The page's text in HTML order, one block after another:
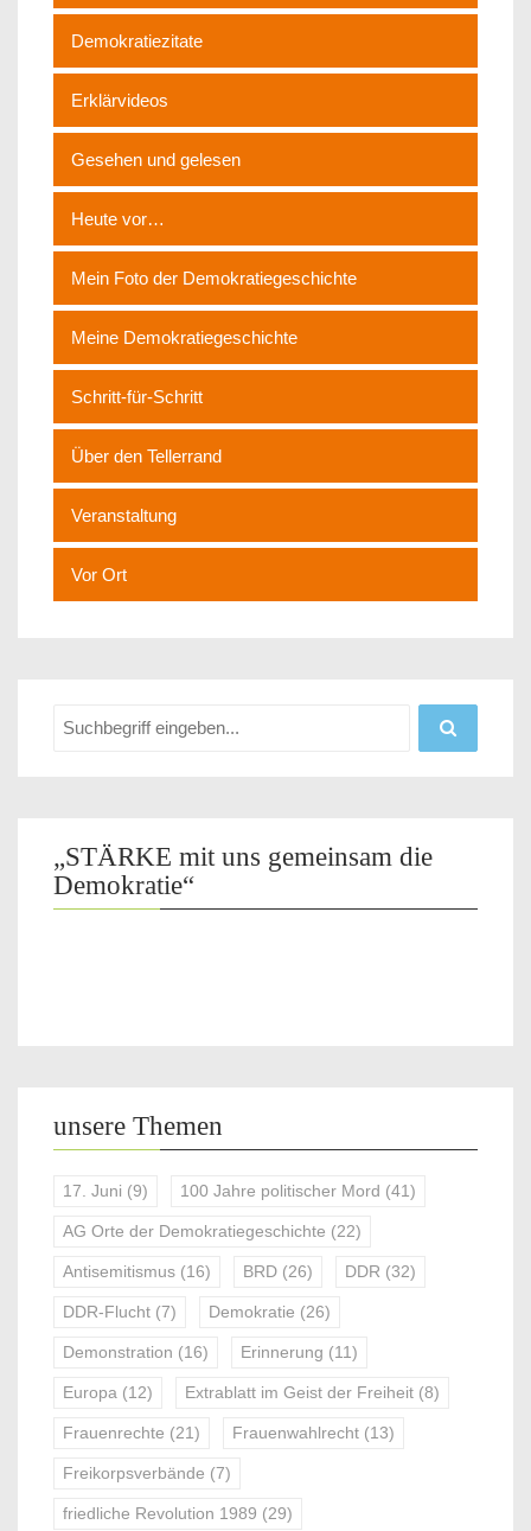
Demokratiezitate
Erklärvideos
Gesehen und gelesen
Heute vor…
Mein Foto der Demokratiegeschichte
Meine Demokratiegeschichte
Schritt-für-Schritt
Über den Tellerrand
Veranstaltung
Vor Ort
„STÄRKE mit uns gemeinsam die
Demokratie“
unsere Themen
17. Juni (9) 100 Jahre politischer Mord (41)
AG Orte der Demokratiegeschichte (22)
Antisemitismus (16) BRD (26) DDR (32)
DDR-Flucht (7) Demokratie (26)
Demonstration (16) Erinnerung (11)
Europa (12) Extrablatt im Geist der Freiheit (8)
Frauenrechte (21) Frauenwahlrecht (13)
Freikorpsverbände (7)
friedliche Revolution 1989 (29)